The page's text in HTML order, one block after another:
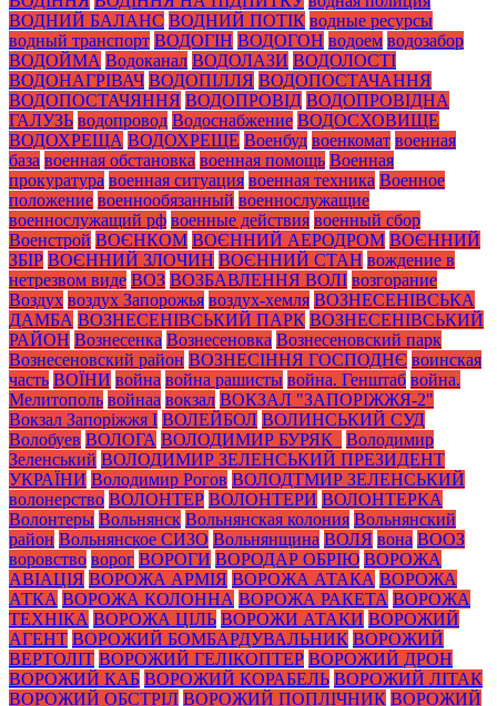
ВОДНИЙ БАЛАНС ВОДНИЙ ПОТІК водные ресурсы
водный транспорт ВОДОГІН ВОДОГОН водоем водозабор
ВОДОЙМА Водоканал ВОДОЛАЗИ ВОДОЛОСТІ
ВОДОНАГРІВАЧ ВОДОПІЛЛЯ ВОДОПОСТАЧАННЯ
ВОДОПОСТАЧЯННЯ ВОДОПРОВІД ВОДОПРОВІДНА
ГАЛУЗЬ водопровод Водоснабжение ВОДОСХОВИЩЕ
ВОДОХРЕЩА ВОДОХРЕЩЕ Военбуд военкомат военная
база военная обстановка военная помощь Военная
прокуратура военная ситуация военная техника Военное
положение военнообязанный военнослужащие
военнослужащий рф военные действия военный сбор
Военстрой ВОЄНКОМ ВОЄННИЙ АЕРОДРОМ ВОЄННИЙ
ЗБІР ВОЄННИЙ ЗЛОЧИН ВОЄННИЙ СТАН вождение в
нетрезвом виде ВОЗ ВОЗБАВЛЕННЯ ВОЛІ возгорание
Воздух воздух Запорожья воздух-хемля ВОЗНЕСЕНІВСЬКА
ДАМБА ВОЗНЕСЕНІВСЬКИЙ ПАРК ВОЗНЕСЕНІВСЬКИЙ
РАЙОН Вознесенка Вознесеновка Вознесеновский парк
Вознесеновский район ВОЗНЕСІННЯ ГОСПОДНЄ воинская
часть ВОЇНИ война война рашисты война. Генштаб война.
Мелитополь войнаа вокзал ВОКЗАЛ "ЗАПОРІЖЖЯ-2"
Вокзал Запоріжжя І ВОЛЕЙБОЛ ВОЛИНСЬКИЙ СУД
Волобуев ВОЛОГА ВОЛОДИМИР БУРЯК_
Володимир
Зеленський ВОЛОДИМИР ЗЕЛЕНСЬКИЙ ПРЕЗИДЕНТ
УКРАЇНИ Володимир Рогов ВОЛОДТМИР ЗЕЛЕНСЬКИЙ
волонерство ВОЛОНТЕР ВОЛОНТЕРИ ВОЛОНТЕРКА
Волонтеры Вольнянск Вольнянская колония Вольнянский
район Вольнянское СИЗО Вольнянщина ВОЛЯ вона ВООЗ
воровство ворог ВОРОГИ ВОРОДАР ОБРІЮ ВОРОЖА
АВІАЦІЯ ВОРОЖА АРМІЯ ВОРОЖА АТАКА ВОРОЖА
АТКА ВОРОЖА КОЛОННА ВОРОЖА РАКЕТА ВОРОЖА
ТЕХНІКА ВОРОЖА ЦІЛЬ ВОРОЖИ АТАКИ ВОРОЖИЙ
АГЕНТ ВОРОЖИЙ БОМБАРДУВАЛЬНИК ВОРОЖИЙ
ВЕРТОЛІТ ВОРОЖИЙ ГЕЛІКОПТЕР ВОРОЖИЙ ДРОН
ВОРОЖИЙ КАБ ВОРОЖИЙ КОРАБЕЛЬ ВОРОЖИЙ ЛІТАК
ВОРОЖИЙ ОБСТРІЛ ВОРОЖИЙ ПОПЛІЧНИК ВОРОЖИЙ